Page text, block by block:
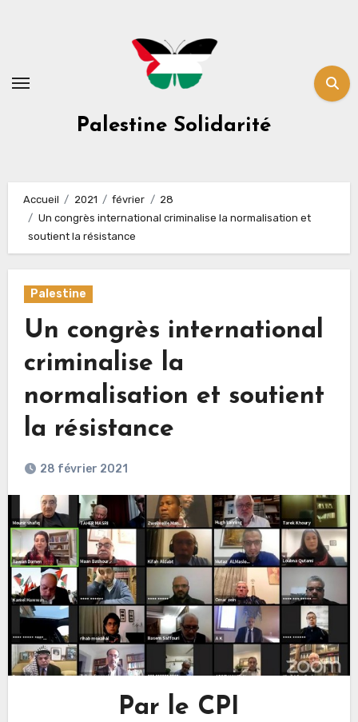
Palestine Solidarité
Accueil 2021 février
28
Un congrès international criminalise la normalisation et
soutient la résistance
Palestine
Un congrès international
criminalise la
normalisation et soutient
la résistance
28 février 2021
Par le CPI